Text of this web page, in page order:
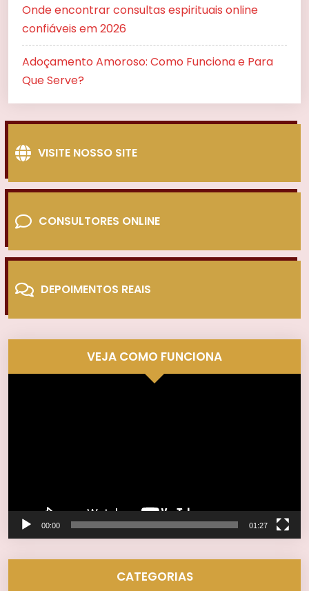
Onde encontrar consultas espirituais online
confiáveis em 2026
Adoçamento Amoroso: Como Funciona e Para
Que Serve?
VISITE NOSSO SITE
CONSULTORES ONLINE
DEPOIMENTOS REAIS
VEJA COMO FUNCIONA
00:00 01:27
CATEGORIAS